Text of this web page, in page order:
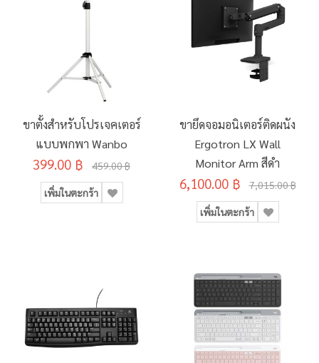
ขาตั้งสำหรับโปรเจคเตอร์
แบบพกพา Wanbo
399.00 ฿ 459.00 ฿
เพิ่มในตะกร้า
ขายึดจอมอนิเตอร์ติดผนัง
Ergotron LX Wall
Monitor Arm สีดำ
6,100.00 ฿ 7,015.00 ฿
เพิ่มในตะกร้า